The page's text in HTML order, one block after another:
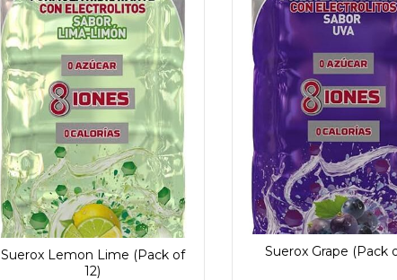
Suerox Lemon Lime (Pack of
12)
Suerox Grape (Pack